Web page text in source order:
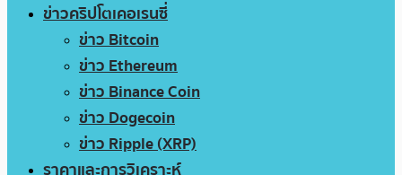
ข่าวคริปโตเคอเรนซี่
ข่าว Bitcoin
ข่าว Ethereum
ข่าว Binance Coin
ข่าว Dogecoin
ข่าว Ripple (XRP)